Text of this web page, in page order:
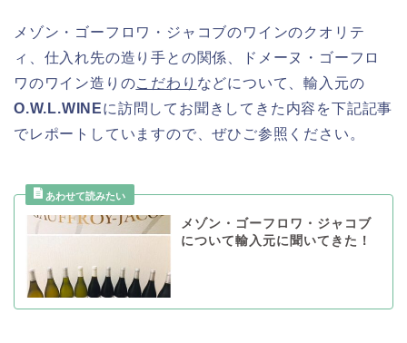
メゾン・ゴーフロワ・ジャコブのワインのクオリテ
ィ、仕入れ先の造り手との関係、ドメーヌ・ゴーフロ
ワのワイン造りのこだわり などについて、輸入元の
O.W.L.WINEに訪問してお聞きしてきた内容を下記記事
でレポートしていますので、ぜひご参照ください。
メゾン・ゴーフロワ・ジャコブ
について輸入元に聞いてきた！